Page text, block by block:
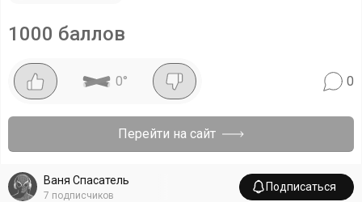
1000 баллов
0° 0
Перейти на сайт
Ваня Спасатель
7 подписчиков
Подписаться